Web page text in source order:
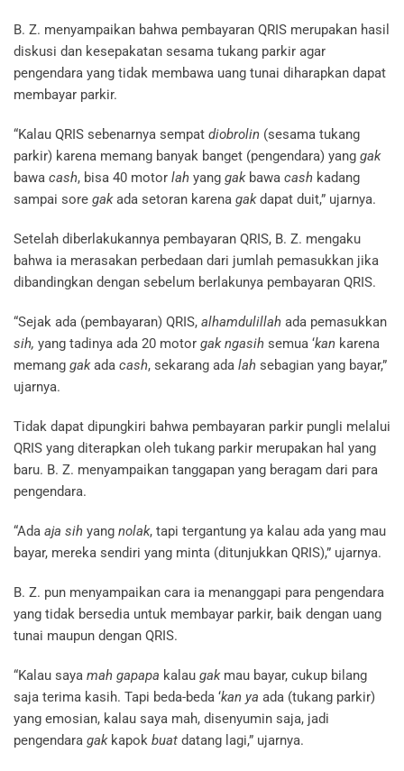
B. Z. menyampaikan bahwa pembayaran QRIS merupakan hasil
diskusi dan kesepakatan sesama tukang parkir agar
pengendara yang tidak membawa uang tunai diharapkan dapat
membayar parkir.
“Kalau QRIS sebenarnya sempat diobrolin (sesama tukang
parkir) karena memang banyak banget (pengendara) yang gak
bawa cash, bisa 40 motor lah yang gak bawa cash kadang
sampai sore gakada setoran karena gakdapat duit,” ujarnya.
Setelah diberlakukannya pembayaran QRIS, B. Z. mengaku
bahwa ia merasakan perbedaan dari jumlah pemasukkan jika
dibandingkan dengan sebelum berlakunya pembayaran QRIS.
“Sejak ada (pembayaran) QRIS, alhamdulillah ada pemasukkan
sih, yang tadinya ada 20 motor gak ngasih semua ‘kan karena
memang gakada cash, sekarang ada lah sebagian yang bayar,”
ujarnya.
Tidak dapat dipungkiri bahwa pembayaran parkir pungli melalui
QRIS yang diterapkan oleh tukang parkir merupakan hal yang
baru. B. Z. menyampaikan tanggapan yang beragam dari para
pengendara.
“Ada aja sih yang nolak, tapi tergantung ya kalau ada yang mau
bayar, mereka sendiri yang minta (ditunjukkan QRIS),” ujarnya.
B. Z. pun menyampaikan cara ia menanggapi para pengendara
yang tidak bersedia untuk membayar parkir, baik dengan uang
tunai maupun dengan QRIS.
“Kalau saya mah gapapa kalau gakmau bayar, cukup bilang
saja terima kasih. Tapi beda-beda ‘kan ya ada (tukang parkir)
yang emosian, kalau saya mah, disenyumin saja, jadi
pengendara gakkapok buat datang lagi,” ujarnya.